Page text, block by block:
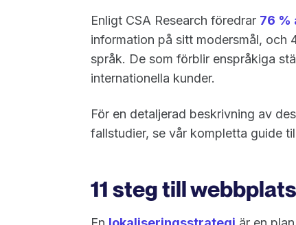
Enligt CSA Research föredrar 76 %
information på sitt modersmål, och
språk. De som förblir enspråkiga
internationella kunder.
För en detaljerad beskrivning av
fallstudier, se vår kompletta guide
11 steg till